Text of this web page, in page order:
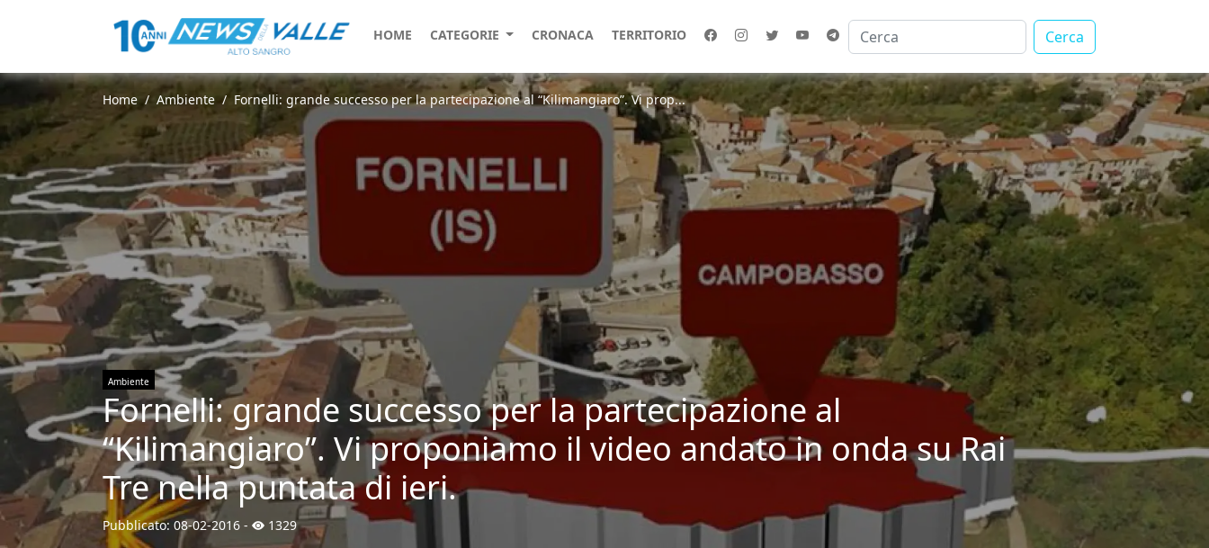
HOME CATEGORIE CRONACA TERRITORIO Cerca
Home Ambiente Fornelli: grande successo per la partecipazione al “Kilimangiaro”. Vi prop...
Ambiente
Fornelli: grande successo per la partecipazione al
“Kilimangiaro”. Vi proponiamo il video andato in onda su Rai
Tre nella puntata di ieri.
Pubblicato: 08-02-2016 - 1329